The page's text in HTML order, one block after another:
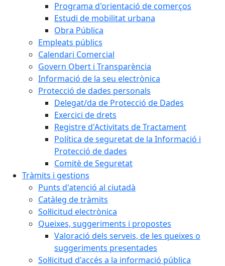
Programa d'orientació de comerços
Estudi de mobilitat urbana
Obra Pública
Empleats públics
Calendari Comercial
Govern Obert i Transparència
Informació de la seu electrònica
Protecció de dades personals
Delegat/da de Protecció de Dades
Exercici de drets
Registre d'Activitats de Tractament
Política de seguretat de la Informació i
Protecció de dades
Comitè de Seguretat
Tràmits i gestions
Punts d'atenció al ciutadà
Catàleg de tràmits
Sol·licitud electrònica
Queixes, suggeriments i propostes
Valoració dels serveis, de les queixes o
suggeriments presentades
Sol·licitud d'accés a la informació pública